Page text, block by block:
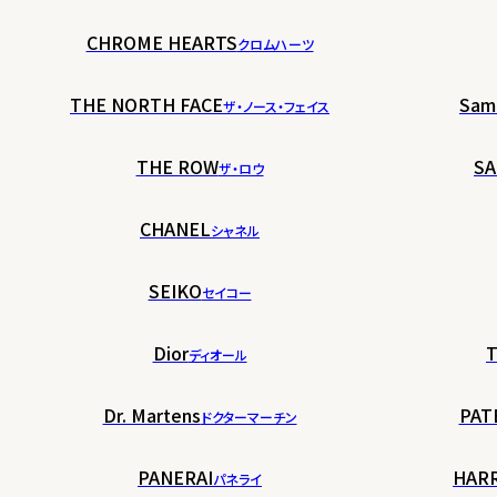
CHROME HEARTSクロムハーツ
THE NORTH FACEザ・ノース・フェイス
THE ROWザ・ロウ
CHANELシャネル
SEIKOセイコー
Diorディオール
Dr. Martensドクターマーチン
PANERAIパネライ